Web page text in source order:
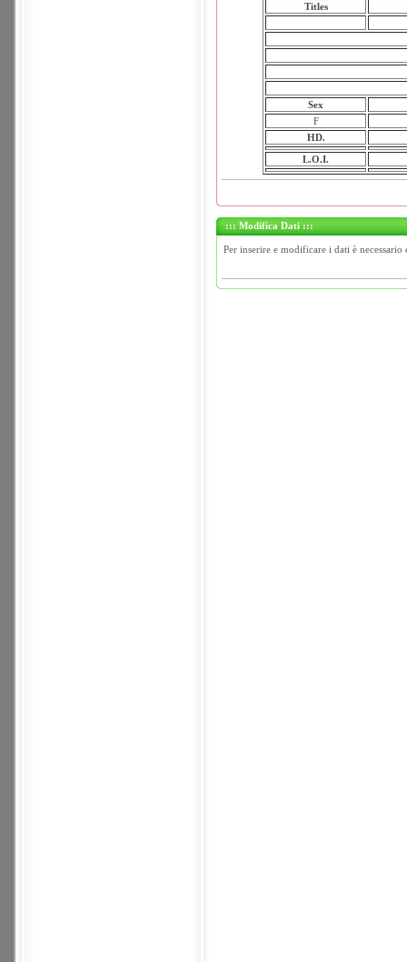
Titles
Sex
F
HD.
L.O.I.
::: Modifica Dati :::
Per inserire e modificare i dati è necessario